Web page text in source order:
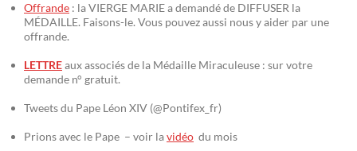
Offrande : la VIERGE MARIE a demandé de DIFFUSER la
MÉDAILLE. Faisons-le. Vous pouvez aussi nous y aider par une
offrande.
LETTREaux associés de la Médaille Miraculeuse : sur votre
demande n° gratuit.
Tweets du Pape Léon XIV (@Pontifex_fr)
Prions avec le Pape – voir lavidéo du mois